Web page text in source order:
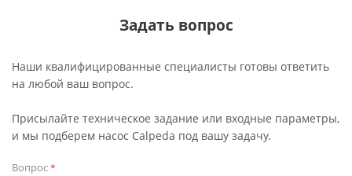
Задать вопрос
Наши квалифицированные специалисты готовы ответить
на любой ваш вопрос.
Присылайте техническое задание или входные параметры,
и мы подберем насос Calpeda под вашу задачу.
Вопрос*